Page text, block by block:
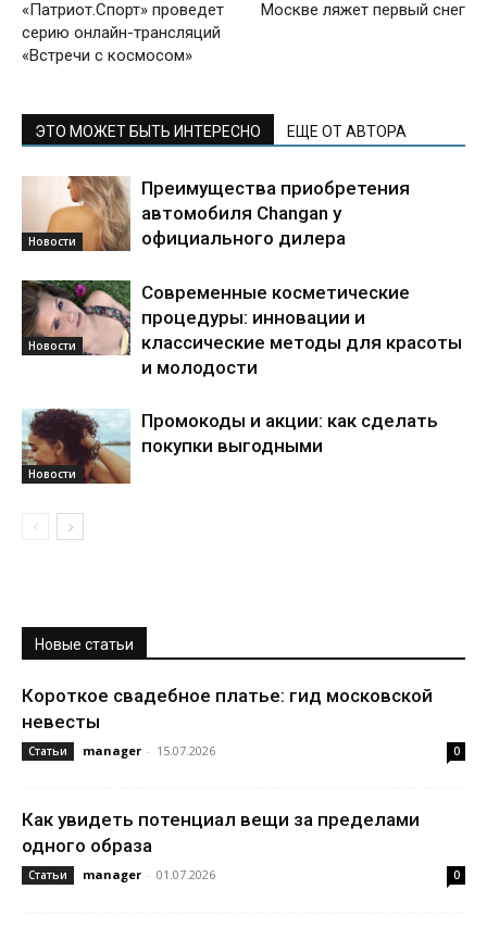
«Патриот.Спорт» проведет
серию онлайн-трансляций
«Встречи с космосом»
Москве ляжет первый снег
ЭТО МОЖЕТ БЫТЬ ИНТЕРЕСНО ЕЩЕ ОТ АВТОРА
Новости
Преимущества приобретения
автомобиля Changan у
официального дилера
Новости
Современные косметические
процедуры: инновации и
классические методы для красоты
и молодости
Новости
Промокоды и акции: как сделать
покупки выгодными
Новые статьи
Короткое свадебное платье: гид московской
невесты
Статьи manager - 15.07.2026 0
Как увидеть потенциал вещи за пределами
одного образа
Статьи manager - 01.07.2026 0